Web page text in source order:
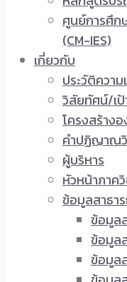
ศูนย์การศึก
(CM-IES)
เกี่ยวกับ
ประวัติความ
วิสัยทัศน์/เ
โครงสร้าง
คำปฏิญาณ
ผู้บริหาร
หัวหน้าภาค
ข้อมูลสาธา
ข้อมูล
ข้อมูล
ข้อมูล